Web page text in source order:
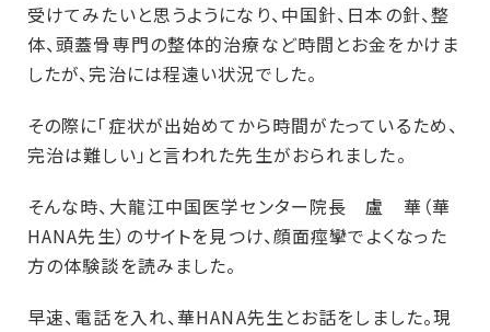
受けてみたいと思うようになり、中国針、日本の針、整
体、頭蓋骨専門の整体的治療など時間とお金をかけま
したが、完治には程遠い状況でした。
その際に「症状が出始めてから時間がたっているため、
完治は難しい」と言われた先生がおられました。
そんな時、大龍江中国医学センター院長 盧 華（華
HANA先生）のサイトを見つけ、顔面痙攣でよくなった
方の体験談を読みました。
早速、電話を入れ、華HANA先生とお話をしました。現